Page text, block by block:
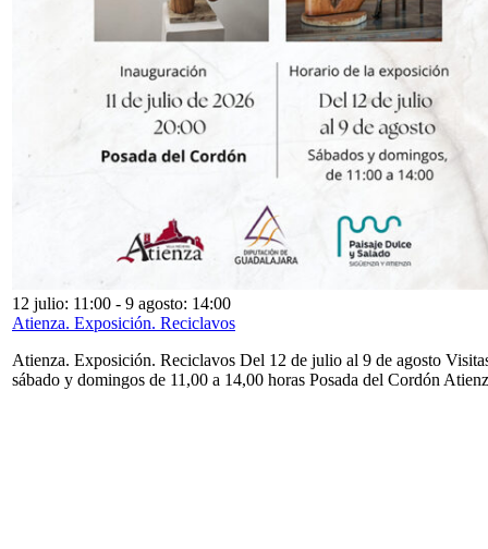
12 julio: 11:00 - 9 agosto: 14:00
Atienza. Exposición. Reciclavos
Atienza. Exposición. Reciclavos Del 12 de julio al 9 de agosto
sábado y domingos de 11,00 a 14,00 horas Posada del Cordón